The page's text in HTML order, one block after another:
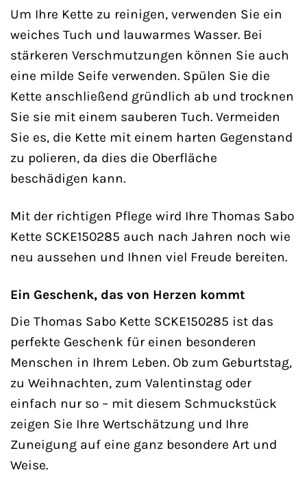
Um Ihre Kette zu reinigen, verwenden Sie ein
weiches Tuch und lauwarmes Wasser. Bei
stärkeren Verschmutzungen können Sie auch
eine milde Seife verwenden. Spülen Sie die
Kette anschließend gründlich ab und trocknen
Sie sie mit einem sauberen Tuch. Vermeiden
Sie es, die Kette mit einem harten Gegenstand
zu polieren, da dies die Oberfläche
beschädigen kann.
Mit der richtigen Pflege wird Ihre Thomas Sabo
Kette SCKE150285 auch nach Jahren noch wie
neu aussehen und Ihnen viel Freude bereiten.
Ein Geschenk, das von Herzen kommt
Die Thomas Sabo Kette SCKE150285 ist das
perfekte Geschenk für einen besonderen
Menschen in Ihrem Leben. Ob zum Geburtstag,
zu Weihnachten, zum Valentinstag oder
einfach nur so – mit diesem Schmuckstück
zeigen Sie Ihre Wertschätzung und Ihre
Zuneigung auf eine ganz besondere Art und
Weise.